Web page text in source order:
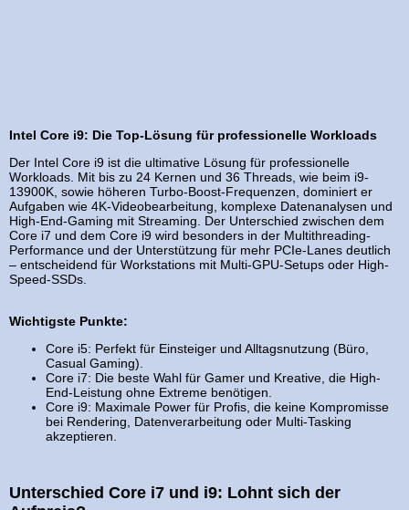
Intel Core i9: Die Top-Lösung für professionelle Workloads
Der Intel Core i9 ist die ultimative Lösung für professionelle
Workloads. Mit bis zu 24 Kernen und 36 Threads, wie beim i9-
13900K, sowie höheren Turbo-Boost-Frequenzen, dominiert er
Aufgaben wie 4K-Videobearbeitung, komplexe Datenanalysen und
High-End-Gaming mit Streaming. Der Unterschied zwischen dem
Core i7 und dem Core i9 wird besonders in der Multithreading-
Performance und der Unterstützung für mehr PCIe-Lanes deutlich
– entscheidend für Workstations mit Multi-GPU-Setups oder High-
Speed-SSDs.
Wichtigste Punkte:
Core i5: Perfekt für Einsteiger und Alltagsnutzung (Büro,
Casual Gaming).
Core i7: Die beste Wahl für Gamer und Kreative, die High-
End-Leistung ohne Extreme benötigen.
Core i9: Maximale Power für Profis, die keine Kompromisse
bei Rendering, Datenverarbeitung oder Multi-Tasking
akzeptieren.
Unterschied Core i7 und i9: Lohnt sich der